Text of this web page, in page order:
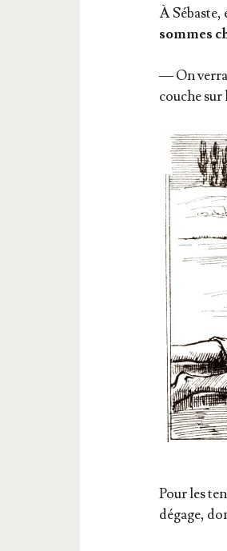
À
sommes
— On ver­ra
couche sur
Pour les
dégage,